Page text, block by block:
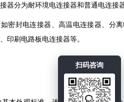
扫码咨询
器分为耐环境电连接器和普通电连接
密封电连接器、高温电连接器、分
印刷电路板电连接器等。